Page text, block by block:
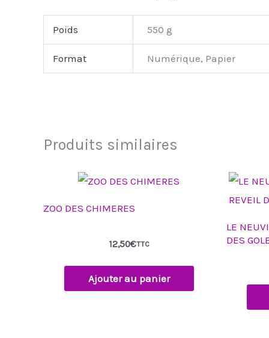
Poids 550 g
Format Numérique, Papier
Produits similaires
ZOO DES CHIMERES
12,50€TTC
Ajouter au panier
LE
DES